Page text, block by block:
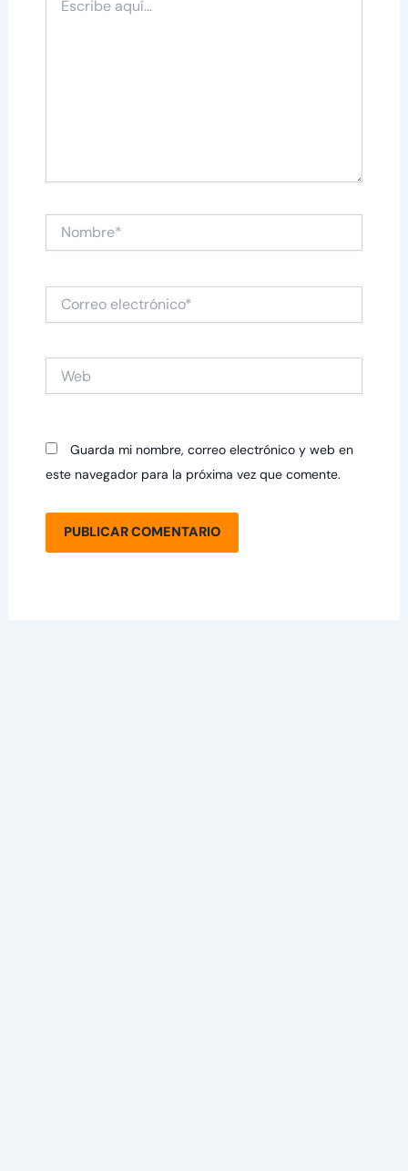
aquí...
Nombre*
electrónico*
Guarda mi nombre, correo electrónico y web en
este navegador para la próxima vez que comente.